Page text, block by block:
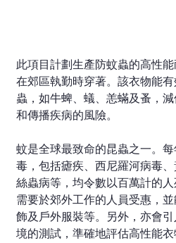
此項目計劃生產防蚊蟲的高性
在郊區執勤時穿著。該衣物能
蟲，如牛蜱、蟻、恙蟎及蚤，
和傳播疾病的風險。
蚊是全球最致命的昆蟲之一。
毒，包括瘧疾、西尼羅河病毒
絲蟲病等，均令數以百萬計的
需要於郊外工作的人員受惠，
飾及戶外服裝等。另外，亦會
境的測試，準確地評估高性能衣